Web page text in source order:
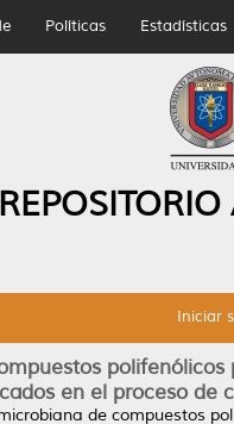
Políticas Estadísticas
Iniciar
en el proceso de
de compuestos